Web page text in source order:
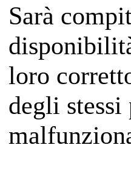
Sarà
loro
degli